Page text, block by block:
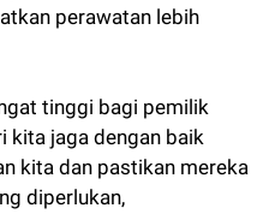
perawatan lebih
tinggi bagi pemilik
kita jaga dengan baik
kita dan pastikan mereka
diperlukan,